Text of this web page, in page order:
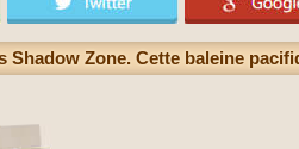
Zone. Cette baleine